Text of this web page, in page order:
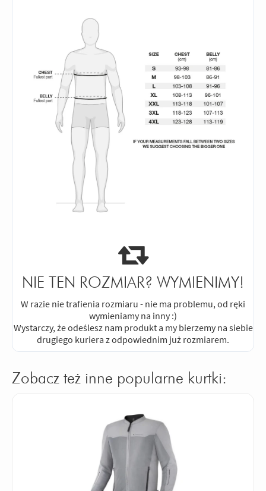
NIE TEN ROZMIAR? WYMIENIMY!
W razie nie trafienia rozmiaru - nie ma problemu, od ręki
wymieniamy na inny :)
Wystarczy, że odeślesz nam produkt a my bierzemy na siebie
drugiego kuriera z odpowiednim już rozmiarem.
Zobacz też inne popularne kurtki: